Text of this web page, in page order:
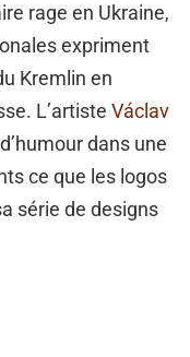
rage en Ukraine,
expriment
Kremlin en
L’artiste Václav
dans une
ce que les logos
série de designs